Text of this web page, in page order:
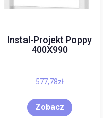
Instal-Projekt Poppy
400X990
577,78zł
Zobacz